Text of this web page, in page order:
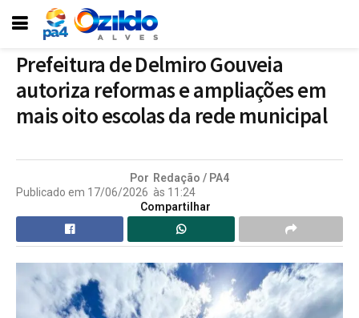
Prefeitura de Delmiro Gouveia
autoriza reformas e ampliações em
mais oito escolas da rede municipal
Por Redação / PA4
Publicado em 17/06/2026 às 11:24
Compartilhar